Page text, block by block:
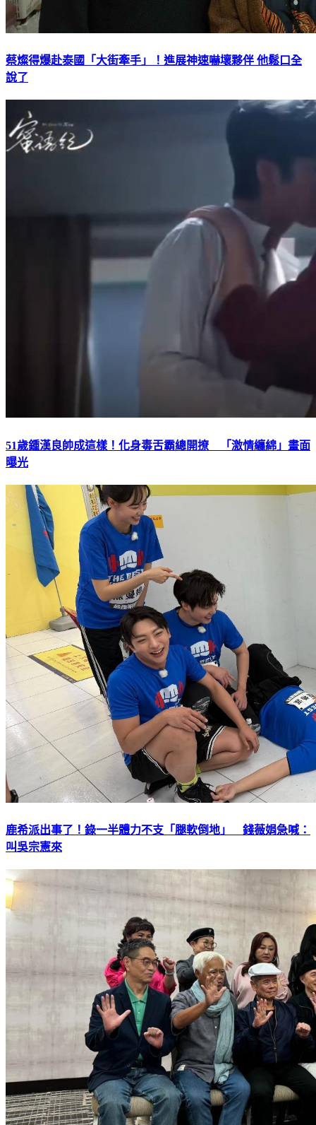
蔡燦得爆赴泰國「大街牽手」！進展神速嚇壞夥伴 他鬆口全
說了
51歲鍾漢良帥成這樣！化身毒舌霸總開撩 「激情纏綿」畫面
曝光
鹿希派出事了！錄一半體力不支「腿軟倒地」 錢薇娟急喊：
叫吳宗憲來